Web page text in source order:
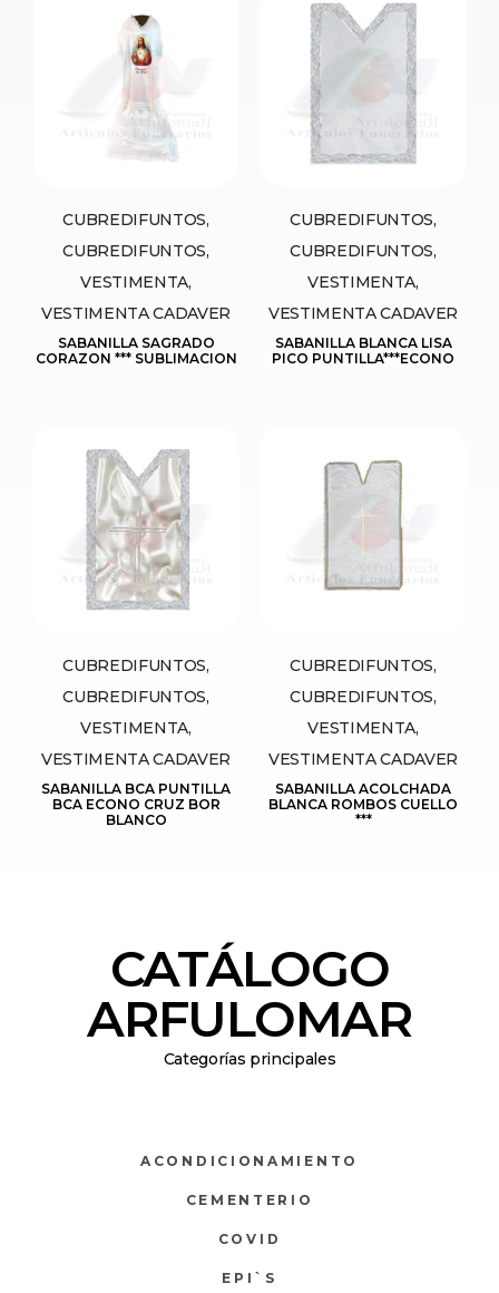
CUBREDIFUNTOS,
CUBREDIFUNTOS,
VESTIMENTA,
VESTIMENTA CADAVER
SABANILLA SAGRADO
CORAZON *** SUBLIMACION
CUBREDIFUNTOS,
CUBREDIFUNTOS,
VESTIMENTA,
VESTIMENTA CADAVER
SABANILLA BLANCA LISA
PICO PUNTILLA***ECONO
CUBREDIFUNTOS,
CUBREDIFUNTOS,
VESTIMENTA,
VESTIMENTA CADAVER
SABANILLA BCA PUNTILLA
BCA ECONO CRUZ BOR
BLANCO
CUBREDIFUNTOS,
CUBREDIFUNTOS,
VESTIMENTA,
VESTIMENTA CADAVER
SABANILLA ACOLCHADA
BLANCA ROMBOS CUELLO
***
CATÁLOGO
ARFULOMAR
Categorías principales
ACONDICIONAMIENTO
CEMENTERIO
COVID
EPI`S